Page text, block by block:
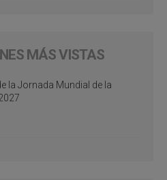
MÁS VISTAS
la Jornada Mundial de la